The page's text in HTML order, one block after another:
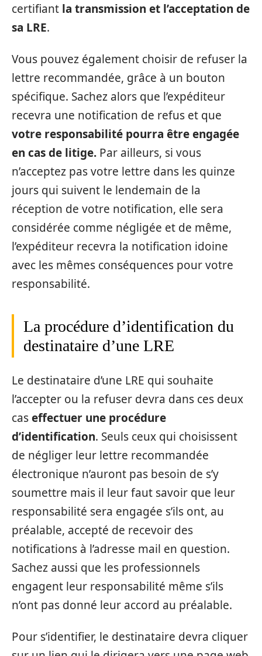
certifiant la transmission et l’acceptation de
sa LRE.
Vous pouvez également choisir de refuser la
lettre recommandée, grâce à un bouton
spécifique. Sachez alors que l’expéditeur
recevra une notification de refus et que
votre responsabilité pourra être engagée
en cas de litige. Par ailleurs, si vous
n’acceptez pas votre lettre dans les quinze
jours qui suivent le lendemain de la
réception de votre notification, elle sera
considérée comme négligée et de même,
l’expéditeur recevra la notification idoine
avec les mêmes conséquences pour votre
responsabilité.
La procédure d’identification du
destinataire d’une LRE
Le destinataire d’une LRE qui souhaite
l’accepter ou la refuser devra dans ces deux
caseffectuer une procédure
d’identification. Seuls ceux qui choisissent
de négliger leur lettre recommandée
électronique n’auront pas besoin de s’y
soumettre mais il leur faut savoir que leur
responsabilité sera engagée s’ils ont, au
préalable, accepté de recevoir des
notifications à l’adresse mail en question.
Sachez aussi que les professionnels
engagent leur responsabilité même s’ils
n’ont pas donné leur accord au préalable.
Pour s’identifier, le destinataire devra cliquer